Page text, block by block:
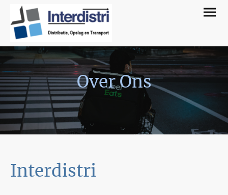
Over Ons
Interdistri